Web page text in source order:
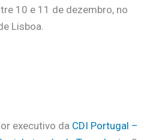
10 e 11 de dezembro, no
Lisboa.
executivo da CDI Portugal –